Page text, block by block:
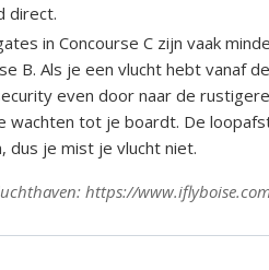
direct.
in Concourse C zijn vaak
B. Als je een vlucht hebt vanaf
even door naar de
wachten tot je boardt. De
dus je mist je vlucht niet.
https://